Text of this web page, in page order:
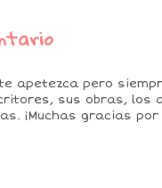
apetezca pero
sus obras, los
¡Muchas gracias